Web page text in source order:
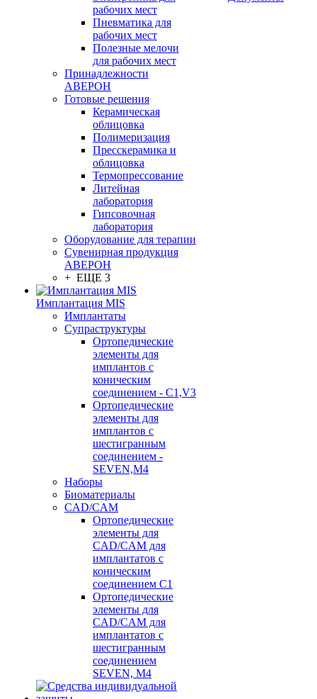
рабочих мест
Пневматика для
рабочих мест
Полезные мелочи
для рабочих мест
Принадлежности
АВЕРОН
Готовые решения
Керамическая
облицовка
Полимеризация
Пресскерамика и
облицовка
Термопрессование
Литейная
лаборатория
Гипсовочная
лаборатория
Оборудование для терапии
Сувенирная продукция
АВЕРОН
+ ЕЩЕ 3
Имплантация MIS
Имплантаты
Супраструктуры
Ортопедические
элементы для
имплантов с
коническим
соединением - C1,V3
Ортопедические
элементы для
имплантов с
шестигранным
соединением -
SEVEN,M4
Наборы
Биоматериалы
CAD/CAM
Ортопедические
элементы для
CAD/CAM для
имплантатов с
коническим
соединением С1
Ортопедические
элементы для
CAD/CAM для
имплантатов с
шестигранным
соединением
SEVEN, М4